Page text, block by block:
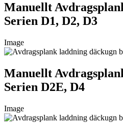
Manuellt
Serien D1, D2, D3
Image
Manuellt
Serien D2E, D4
Image